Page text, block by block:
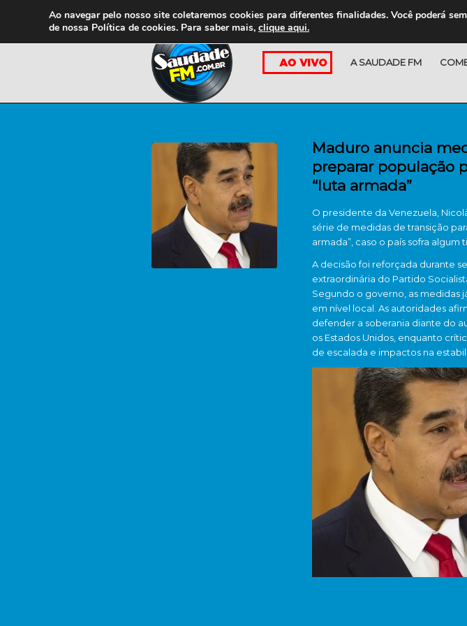
A SAUDADE FM
Maduro anuncia
preparar população
“luta armada”
O presidente da Venezuela,
série de medidas de transição
armada”, caso o país sofra algum
A decisão foi reforçada durante
extraordinária do Partido
Segundo o governo, as medidas
em nível local. As autoridades
defender a soberania diante do
os Estados Unidos, enquanto
de escalada e impactos na
Ao navegar pelo nosso site coletaremos cookies para diferentes finalidades. Você poderá
de nossa Política de cookies. Para saber mais, clique aqui.